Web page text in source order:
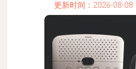
更新时间：2026-08-08